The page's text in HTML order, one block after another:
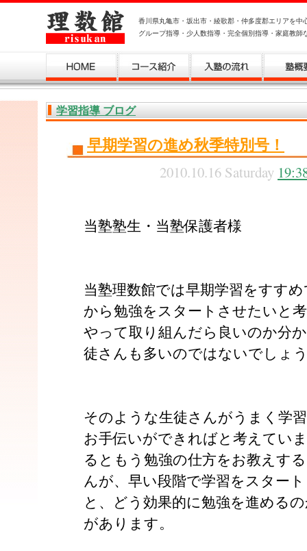
香川県丸亀市・坂出市・綾歌郡・仲多度郡エリアを中
グループ指導・少人数指導・完全個別指導・家庭教
学習指導 ブログ
早期学習の進め秋季特別号！
2010.10.16 Saturday
当塾塾生・当塾保護者様
当塾理数館では早期学習をすす
から勉強をスタートさせたいと
やって取り組んだら良いのか分
徒さんも多いのではないでしょ
そのような生徒さんがうまく学
お手伝いができればと考えてい
るともう勉強の仕方をお教えす
んが、早い段階で学習をスター
と、どう効果的に勉強を進める
があります。